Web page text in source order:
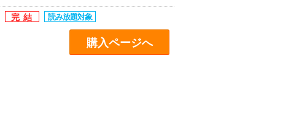
購入ページへ